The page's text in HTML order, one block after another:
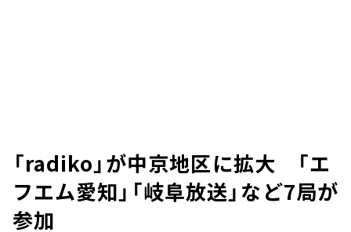
「radiko」が中京地区に拡大 「エ
フエム愛知」「岐阜放送」など7局が
参加